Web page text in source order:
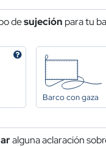
desujeción para tu
Barco con gaza
alguna aclaración